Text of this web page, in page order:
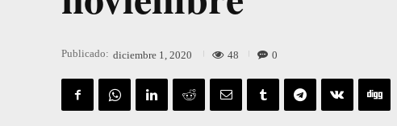
Publicado: diciembre 1, 2020 48 0